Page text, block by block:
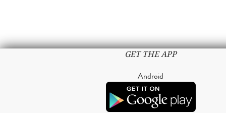
GET THE APP
Android